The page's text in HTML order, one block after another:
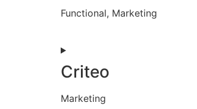
Functional, Marketing
Criteo
Marketing